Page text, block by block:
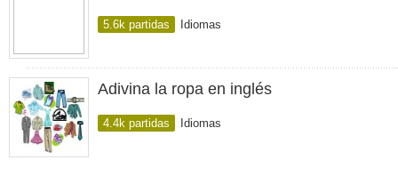
5.6k partidas Idiomas
Adivina la ropa en inglés
4.4k partidas Idiomas